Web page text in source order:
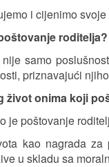
i cijenimo
roditelja?
samo
priznavajući
život onima koji
je poštovanje
kao nagrada
u skladu sa